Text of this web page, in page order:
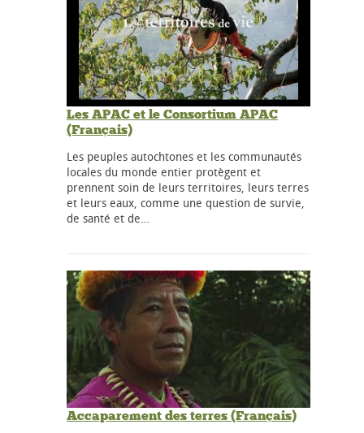
Les APAC et le Consortium APAC
(Français)
Les peuples autochtones et les communautés
locales du monde entier protègent et
prennent soin de leurs territoires, leurs terres
et leurs eaux, comme une question de survie,
de santé et de…
Accaparement des terres (Français)